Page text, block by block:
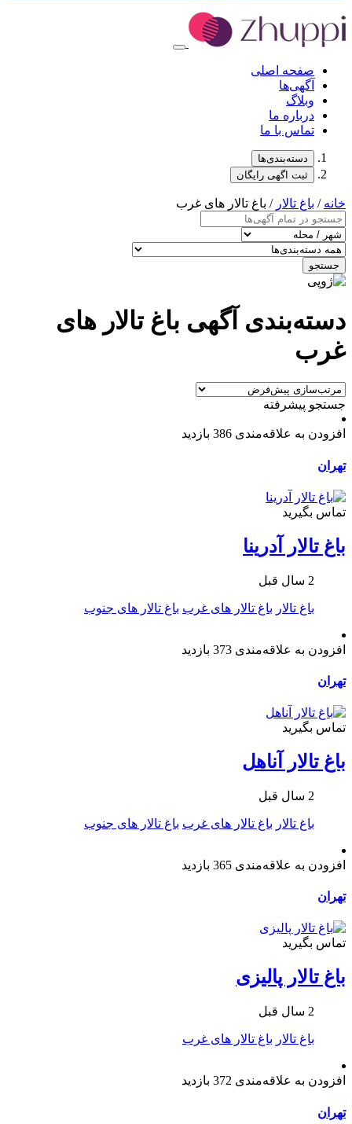
صفحه اصلی
آگهی‌ها
وبلاگ
درباره ما
تماس با ما
دسته‌بندی‌ها
ثبت اگهی رایگان
خانه / باغ تالار / باغ تالار های غرب
جستجو
دسته‌بندی آگهی باغ تالار های
غرب
جستجو پیشرفته
افزودن به علاقه‌مندی 386 بازدید
تهران
تماس بگیرید
باغ تالار آدرینا
2 سال قبل
باغ تالار باغ تالار های غرب باغ تالار های جنوب
افزودن به علاقه‌مندی 373 بازدید
تهران
تماس بگیرید
باغ تالار آناهل
2 سال قبل
باغ تالار باغ تالار های غرب باغ تالار های جنوب
افزودن به علاقه‌مندی 365 بازدید
تهران
تماس بگیرید
باغ تالار پالیزی
2 سال قبل
باغ تالار باغ تالار های غرب
افزودن به علاقه‌مندی 372 بازدید
تهران